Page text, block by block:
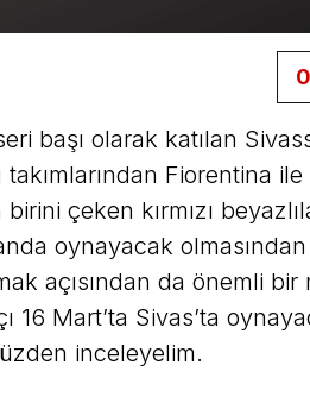
0
başı olarak katılan
Fiorentina ile
çeken kırmızı
oynayacak olmasından
açısından da önemli bir
16 Mart’ta Sivas’ta
inceleyelim.